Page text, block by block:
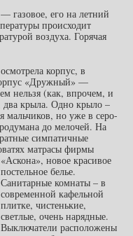
газовое, его на летний
происходит
воздуха. Горячая
корпус, в
«Дружный» —
нельзя (как, впрочем, и
два крыла. Одно крыло –
мальчиков, но уже в серо-
до мелочей. На
симпатичные
матрасы фирмы
«Аскона», новое красивое
постельное белье.
Санитарные комнаты – в
современной кафельной
плитке, чистенькие,
светлые, очень нарядные.
Выключатели расположены